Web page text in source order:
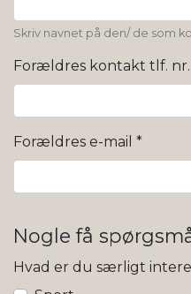
Skriv navnet på den/ de som
Forældres kontakt tlf. nr.
Forældres e-mail *
Nogle få
Hvad er du særligt